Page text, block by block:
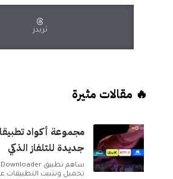
ثريدز
🔥 مقالات مثيرة
جديدة للتلفاز الذكي
تحميل وتثبيت التطبيقات